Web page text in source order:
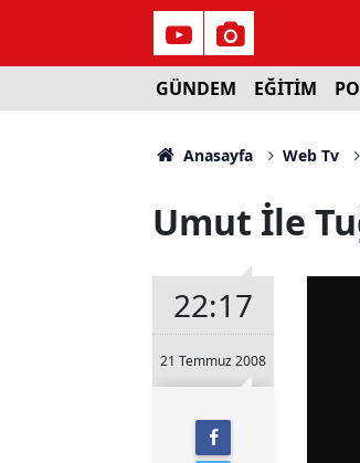
GÜNDEM EĞİTİM
Anasayfa Web Tv
Umut İle
22:17
21 Temmuz 2008